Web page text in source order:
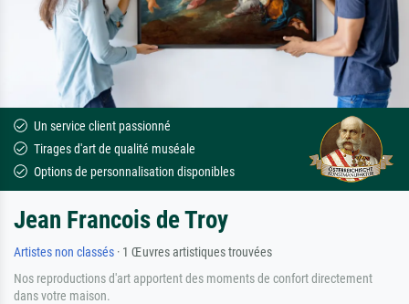
Un service client passionné
Tirages d'art de qualité muséale
Options de personnalisation disponibles
Jean Francois de Troy
Artistes non classés · 1 Œuvres artistiques trouvées
Nos reproductions d'art apportent des moments de confort directement
dans votre maison.